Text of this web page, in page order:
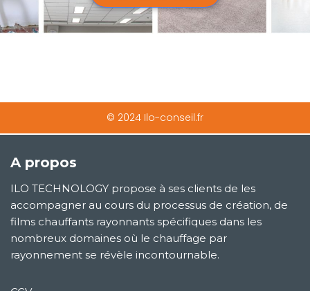
© 2024 Ilo-conseil.fr
A propos
ILO TECHNOLOGY propose à ses clients de les
accompagner au cours du processus de création, de
films chauffants rayonnants spécifiques dans les
nombreux domaines où le chauffage par
rayonnement se révèle incontournable.